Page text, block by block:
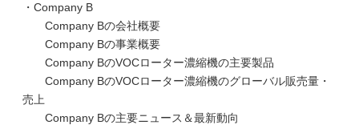
・Company B
Company Bの会社概要
Company Bの事業概要
Company BのVOCローター濃縮機の主要製品
Company BのVOCローター濃縮機のグローバル販売量・
売上
Company Bの主要ニュース＆最新動向